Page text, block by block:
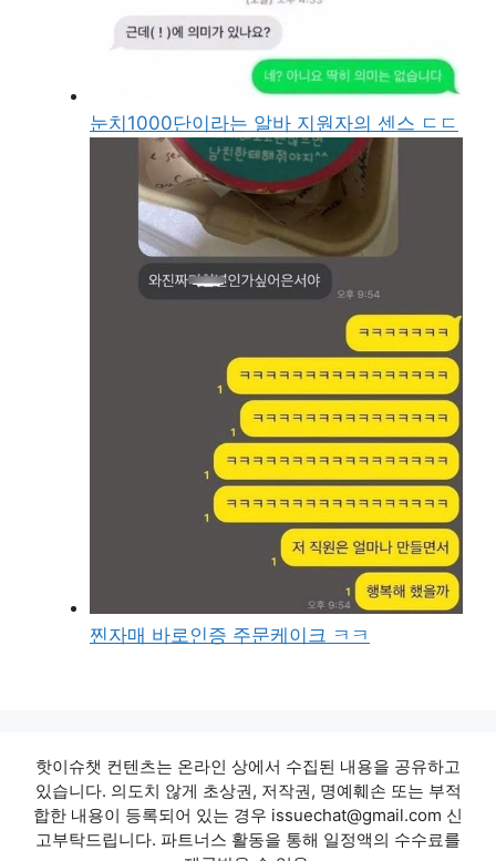
눈치1000단이라는 알바 지원자의 센스 ㄷㄷ
찐자매 바로인증 주문케이크 ㅋㅋ
핫이슈챗 컨텐츠는 온라인 상에서 수집된 내용을 공유하고
있습니다. 의도치 않게 초상권, 저작권, 명예훼손 또는 부적
합한 내용이 등록되어 있는 경우 issuechat@gmail.com 신
고부탁드립니다. 파트너스 활동을 통해 일정액의 수수료를